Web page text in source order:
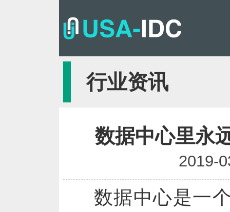
行业资讯
数据中心里永
2019-
数据中心是一